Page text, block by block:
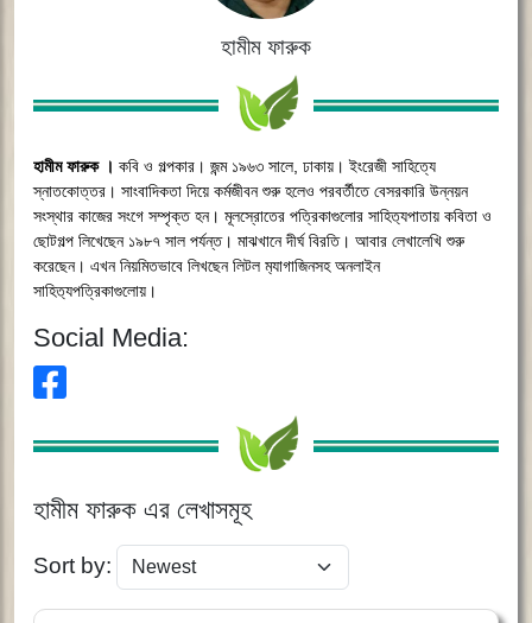
হামীম ফারুক
হামীম ফারুক । কবি ও গল্পকার। জন্ম ১৯৬৩ সালে ঢাকায়। ইংরেজী সাহিত্যে
স্নাতকোত্তর। সাংবাদিকতা দিয়ে কর্মজীবন শুরু হলেও পরবর্তীতে বেসরকারি উন্নয়ন
সংস্থার কাজের সংগে সম্পৃক্ত হন। মূলস্রোতের পত্রিকাগুলোর সাহিত‌্যপাতায় কবিতা ও
ছোটগল্প লিখেছেন ১৯৮৭ সাল পর্যন্ত। মাঝখানে দীর্ঘ বিরতি। আবার লেখালেখি শুরু
করেছেন। এখন নিয়মিতভাবে লিখছেন লিটল ম‌্যাগাজিনসহ অনলাইন
সাহিত‌্যপত্রিকাগুলোয়।
Social Media:
হামীম ফারুক এর লেখাসমূহ
Sort by: